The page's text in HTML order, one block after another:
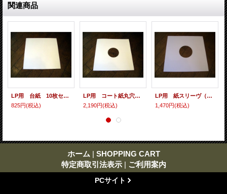
関連商品
LP用 台紙 10枚セット
825円(税込)
LP用 コート紙丸穴ジャケ 10枚セット
2,190円(税込)
LP用 紙スリーヴ（レギュラー 四角の角） 10枚セット
1,470円(税込)
ホーム | SHOPPING CART
特定商取引法表示 | ご利用案内
PCサイト